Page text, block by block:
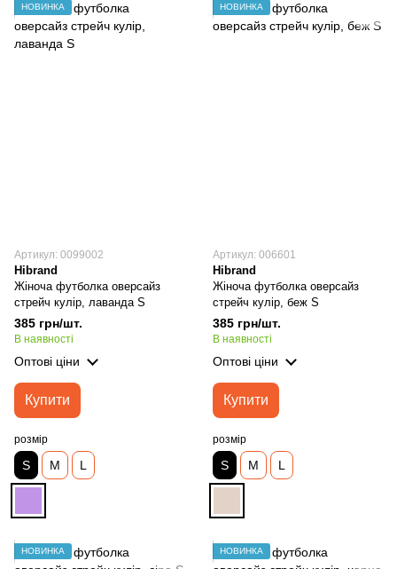
НОВИНКА
Артикул: 0099002
Hibrand
Жіноча футболка оверсайз
стрейч кулір, лаванда S
385 грн/шт.
В наявності
Оптові ціни
Купити
розмір
S M L
НОВИНКА
Артикул: 006601
Hibrand
Жіноча футболка оверсайз
стрейч кулір, беж S
385 грн/шт.
В наявності
Оптові ціни
Купити
розмір
S M L
НОВИНКА НОВИНКА